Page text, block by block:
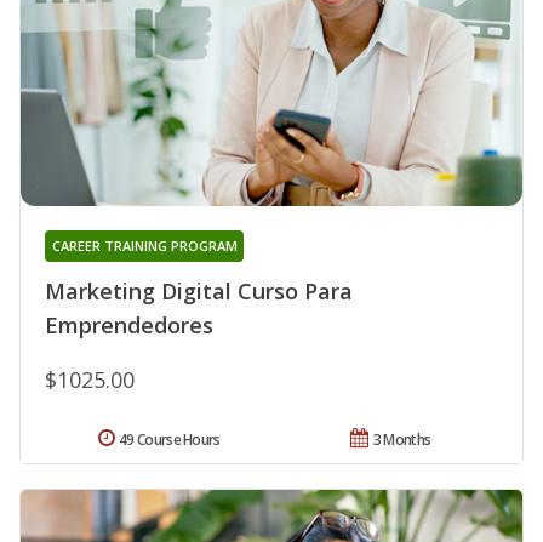
Marketing Digital Curso Para
Emprendedores
CAREER TRAINING PROGRAM
$1025.00
3 Months
49 Course Hours